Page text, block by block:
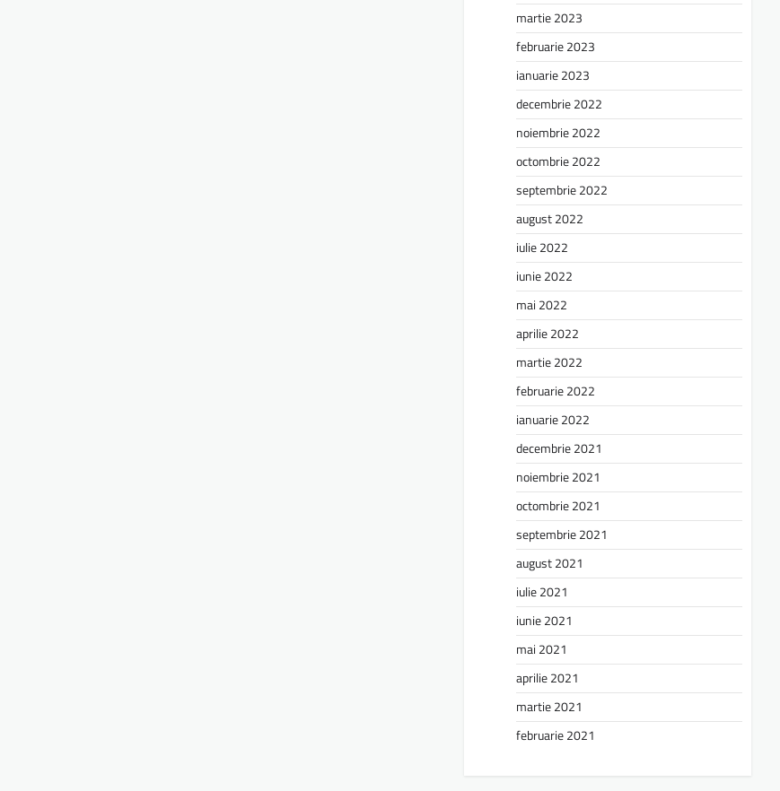
martie 2023
februarie 2023
ianuarie 2023
decembrie 2022
noiembrie 2022
octombrie 2022
septembrie 2022
august 2022
iulie 2022
iunie 2022
mai 2022
aprilie 2022
martie 2022
februarie 2022
ianuarie 2022
decembrie 2021
noiembrie 2021
octombrie 2021
septembrie 2021
august 2021
iulie 2021
iunie 2021
mai 2021
aprilie 2021
martie 2021
februarie 2021